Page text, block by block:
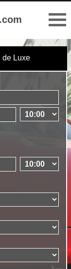
de Luxe